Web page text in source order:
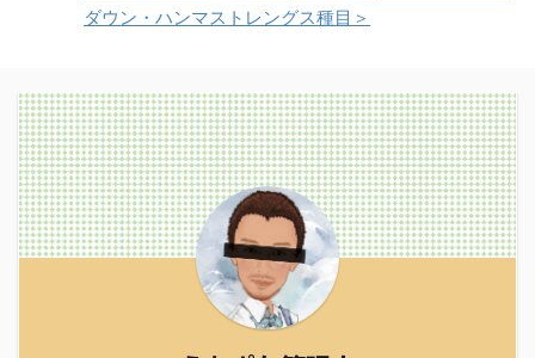
ダウン・ハンマストレングス種目＞